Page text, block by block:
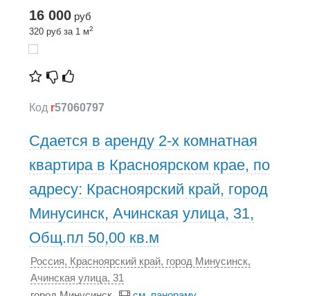
16 000 руб
320 руб за 1 м2
Код r57060797
Сдается в аренду 2-х комнатная
квартира в Красноярском крае, по
адресу: Красноярский край, город
Минусинск, Ачинская улица, 31,
Общ.пл 50,00 кв.м
Россия, Красноярский край, город Минусинск,
Ачинская улица, 31